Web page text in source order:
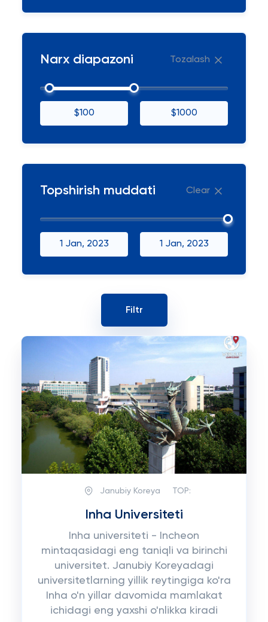
Narx diapazoni Tozalash
$100 $1000
Topshirish muddati Clear
1 Jan, 2023 1 Jan, 2023
Janubiy Koreya TOP:
Inha Universiteti
Inha universiteti - Incheon
mintaqasidagi eng taniqli va birinchi
universitet. Janubiy Koreyadagi
universitetlarning yillik reytingiga ko'ra
Inha o'n yillar davomida mamlakat
ichidagi eng yaxshi o'nlikka kiradi